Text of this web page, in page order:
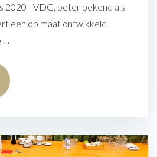
2020 | VDG, beter bekend als
een op maat ontwikkeld